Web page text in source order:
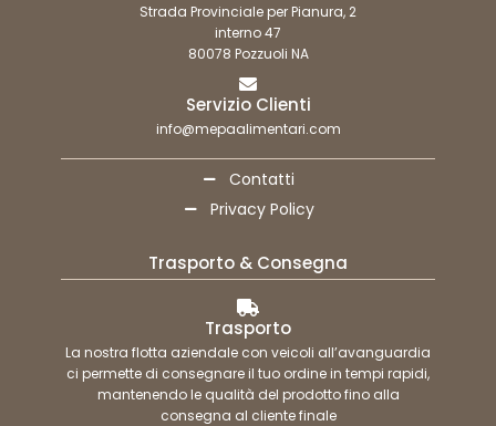
Strada Provinciale per Pianura, 2
interno 47
80078 Pozzuoli NA
Servizio Clienti
info@mepaalimentari.com
Contatti
Privacy Policy
Trasporto & Consegna
Trasporto
La nostra flotta aziendale con veicoli all’avanguardia
ci permette di consegnare il tuo ordine in tempi rapidi,
mantenendo le qualità del prodotto fino alla
consegna al cliente finale